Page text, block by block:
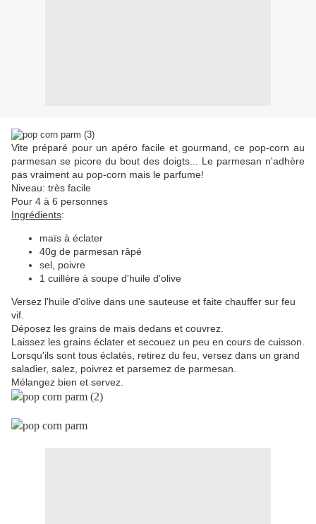
Vite préparé pour un apéro facile et gourmand, ce pop-corn au
parmesan se picore du bout des doigts... Le parmesan n'adhère
pas vraiment au pop-corn mais le parfume!
Niveau: très facile
Pour 4 à 6 personnes
Ingrédients:
maïs à éclater
40g de parmesan râpé
sel, poivre
1 cuillère à soupe d'huile d'olive
Versez l'huile d'olive dans une sauteuse et faite chauffer sur feu
vif.
Déposez les grains de maïs dedans et couvrez.
Laissez les grains éclater et secouez un peu en cours de cuisson.
Lorsqu'ils sont tous éclatés, retirez du feu, versez dans un grand
saladier, salez, poivrez et parsemez de parmesan.
Mélangez bien et servez.